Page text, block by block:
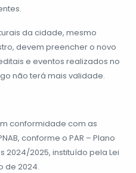
da cidade, mesmo
devem preencher o novo
e eventos realizados no
não terá mais validade.
conformidade com as
conforme o PAR – Plano
2024/2025, instituído pela Lei
de 2024.